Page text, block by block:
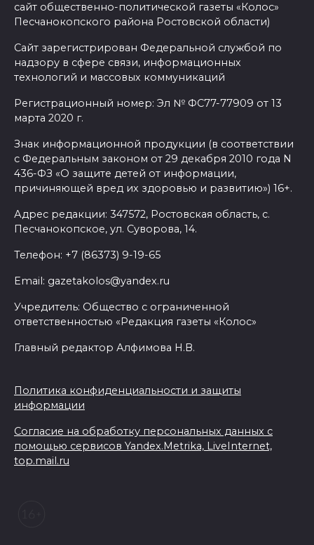
05 августа 2026 18:30
Огненный шторм во дворе
05 августа 2026 18:29
Подготовка к школе
05 августа 2026 18:27
Жеребьевка политических
партий
05 августа 2026 18:25
АЗС работают в штатном
режиме
откроются в Ростовской
05 августа 2026 18:16
По итогам регионального
этапа премии
#МЫВМЕСТЕ-2026 на Дону
сайт общественно-политической газеты «Колос»
Песчанокопского района Ростовской области)
Сайт зарегистрирован Федеральной службой по
надзору в сфере связи, информационных
технологий и массовых коммуникаций
Регистрационный номер: Эл № ФС77-77909 от 13
марта 2020 г.
Знак информационной продукции (в соответствии
с Федеральным законом от 29 декабря 2010 года N
436-ФЗ «О защите детей от информации,
причиняющей вред их здоровью и развитию») 16+.
Адрес редакции: 347572, Ростовская область, с.
Песчанокопское, ул. Суворова, 14.
Телефон: +7 (86373) 9-19-65
Email: gazetakolos@yandex.ru
Учредитель: Общество с ограниченной
ответственностью «Редакция газеты «Колос»
Главный редактор Алфимова Н.В.
Политика конфиденциальности и защиты
информации
Согласие на обработку персональных данных с
помощью сервисов Yandex.Metrika, LiveInternet,
top.mail.ru